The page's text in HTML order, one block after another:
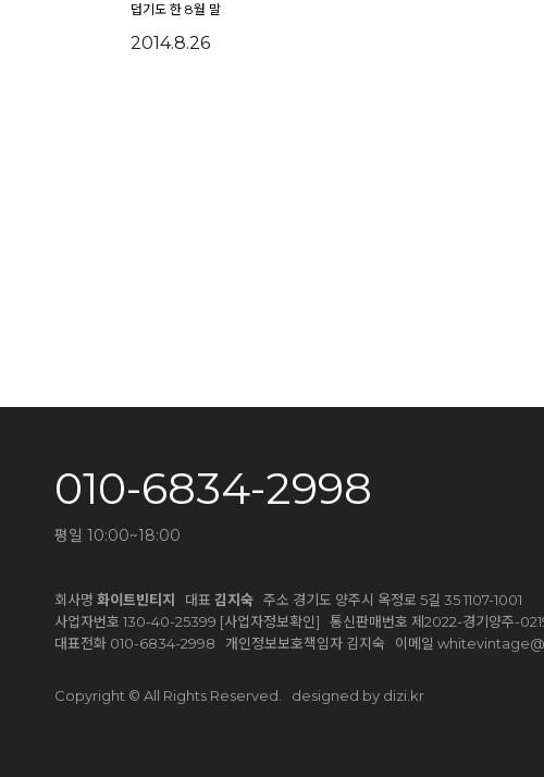
덥기도 한 8월 말
2014.8.26
010-6834-2998
평일 10:00~18:00
회사명 화이트빈티지 대표 김지숙 주소 경기도 양주시 옥정로 5길 35 1107-1001
사업자번호 130-40-25399 [사업자정보확인] 통신판매번호 제2022-경기양주-
대표전화 010-6834-2998 개인정보보호책임자 김지숙 이메일
Copyright © All Rights Reserved. designed by dizi.kr